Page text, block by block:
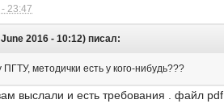
23:47
2016 - 10:12) писал:
методички есть у кого-нибудь???
выслали и есть требования . файл pdf